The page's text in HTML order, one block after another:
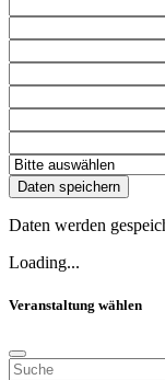
Daten speichern
Daten werden
Loading...
Veranstaltung wählen